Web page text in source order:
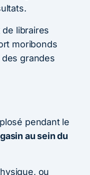
de libraires
moribonds
grandes
pendant le
au sein du
ou